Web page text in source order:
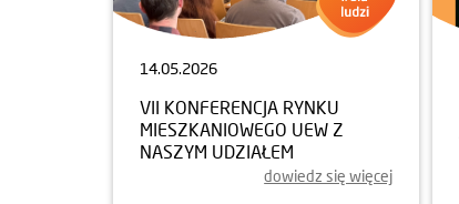
14.05.2026
VII KONFERENCJA RYNKU
MIESZKANIOWEGO UEW Z
NASZYM UDZIAŁEM
dowiedz się więcej